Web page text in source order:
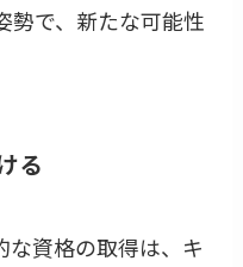
勢で、新たな可能性
る
な資格の取得は、キ